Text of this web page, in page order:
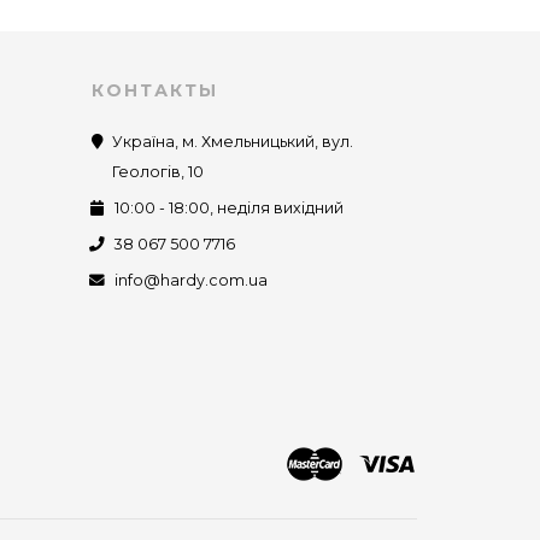
КОНТАКТЫ
Україна, м. Хмельницький, вул.
Геологів, 10
10:00 - 18:00, неділя вихідний
38 067 500 7716
info@hardy.com.ua